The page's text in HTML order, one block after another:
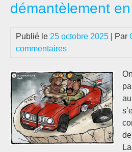
démantèlement
Publié le 25 octobre 2025 | Par
commentaires